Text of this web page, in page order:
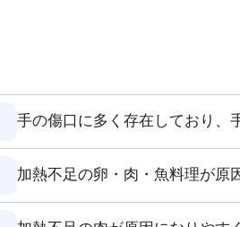
手の傷口に多く存在しており、
加熱不足の卵・肉・魚料理が原